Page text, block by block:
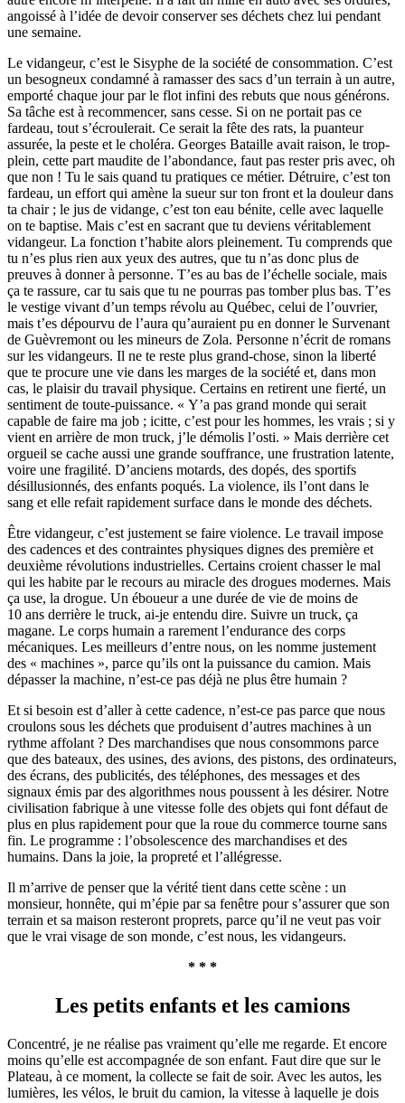
angoissé à l’idée de devoir conserver ses déchets chez lui pendant
une semaine.
Le vidangeur, c’est le Sisyphe de la société de consommation. C’est
un besogneux condamné à ramasser des sacs d’un terrain à un autre,
emporté chaque jour par le flot infini des rebuts que nous générons.
Sa tâche est à recommencer, sans cesse. Si on ne portait pas ce
fardeau, tout s’écroulerait. Ce serait la fête des rats, la puanteur
assurée, la peste et le choléra. Georges Bataille avait raison, le trop-
plein, cette part maudite de l’abondance, faut pas rester pris avec, oh
que non ! Tu le sais quand tu pratiques ce métier. Détruire, c’est ton
fardeau, un effort qui amène la sueur sur ton front et la douleur dans
ta chair ; le jus de vidange, c’est ton eau bénite, celle avec laquelle
on te baptise. Mais c’est en sacrant que tu deviens véritablement
vidangeur. La fonction t’habite alors pleinement. Tu comprends que
tu n’es plus rien aux yeux des autres, que tu n’as donc plus de
preuves à donner à personne. T’es au bas de l’échelle sociale, mais
ça te rassure, car tu sais que tu ne pourras pas tomber plus bas. T’es
le vestige vivant d’un temps révolu au Québec, celui de l’ouvrier,
mais t’es dépourvu de l’aura qu’auraient pu en donner le Survenant
de Guèvremont ou les mineurs de Zola. Personne n’écrit de romans
sur les vidangeurs. Il ne te reste plus grand-chose, sinon la liberté
que te procure une vie dans les marges de la société et, dans mon
cas, le plaisir du travail physique. Certains en retirent une fierté, un
sentiment de toute-puissance. « Y’a pas grand monde qui serait
capable de faire ma job ; icitte, c’est pour les hommes, les vrais ; si y
vient en arrière de mon truck, j’le démolis l’osti. » Mais derrière cet
orgueil se cache aussi une grande souffrance, une frustration latente,
voire une fragilité. D’anciens motards, des dopés, des sportifs
désillusionnés, des enfants poqués. La violence, ils l’ont dans le
sang et elle refait rapidement surface dans le monde des déchets.
Être vidangeur, c’est justement se faire violence. Le travail impose
des cadences et des contraintes physiques dignes des première et
deuxième révolutions industrielles. Certains croient chasser le mal
qui les habite par le recours au miracle des drogues modernes. Mais
ça use, la drogue. Un éboueur a une durée de vie de moins de
10 ans derrière le truck, ai-je entendu dire. Suivre un truck, ça
magane. Le corps humain a rarement l’endurance des corps
mécaniques. Les meilleurs d’entre nous, on les nomme justement
des « machines », parce qu’ils ont la puissance du camion. Mais
dépasser la machine, n’est-ce pas déjà ne plus être humain ?
Et si besoin est d’aller à cette cadence, n’est-ce pas parce que nous
croulons sous les déchets que produisent d’autres machines à un
rythme affolant ? Des marchandises que nous consommons parce
que des bateaux, des usines, des avions, des pistons, des ordinateurs,
des écrans, des publicités, des téléphones, des messages et des
signaux émis par des algorithmes nous poussent à les désirer. Notre
civilisation fabrique à une vitesse folle des objets qui font défaut de
plus en plus rapidement pour que la roue du commerce tourne sans
fin. Le programme : l’obsolescence des marchandises et des
humains. Dans la joie, la propreté et l’allégresse.
Il m’arrive de penser que la vérité tient dans cette scène : un
monsieur, honnête, qui m’épie par sa fenêtre pour s’assurer que son
terrain et sa maison resteront proprets, parce qu’il ne veut pas voir
que le vrai visage de son monde, c’est nous, les vidangeurs.
* * *
Les petits enfants et les camions
Concentré, je ne réalise pas vraiment qu’elle me regarde. Et encore
moins qu’elle est accompagnée de son enfant. Faut dire que sur le
Plateau, à ce moment, la collecte se fait de soir. Avec les autos, les
lumières, les vélos, le bruit du camion, la vitesse à laquelle je dois